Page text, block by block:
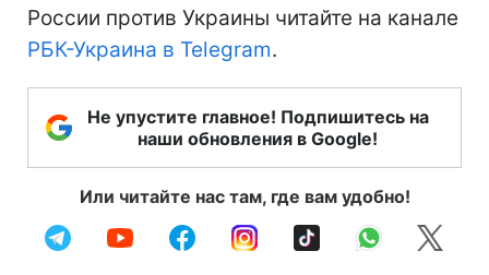
России против Украины читайте на канале
РБК-Украина в Telegram.
Не упустите главное! Подпишитесь на
наши обновления в Google!
Или читайте нас там, где вам удобно!